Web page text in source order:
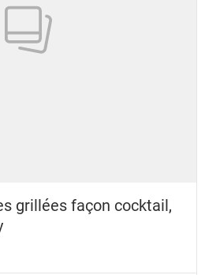
grillées façon cocktail,